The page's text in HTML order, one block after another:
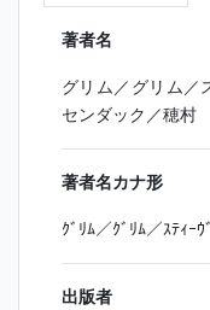
著者名
グリム／グリム／
センダック／穂村
著者名カナ形
ｸﾞﾘﾑ／ｸﾞﾘﾑ／ｽﾃｨｰ
出版者